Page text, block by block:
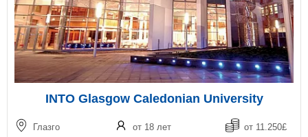
INTO Glasgow Caledonian University
Глазго от 18 лет от 11.250£